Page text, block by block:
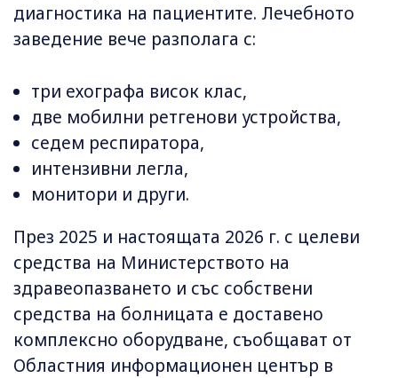
диагностика на пациентите. Лечебното
заведение вече разполага с:
три ехографа висок клас,
две мобилни ретгенови устройства,
седем респиратора,
интензивни легла,
монитори и други.
През 2025 и настоящата 2026 г. с целеви
средства на Министерството на
здравеопазването и със собствени
средства на болницата е доставено
комплексно оборудване, съобщават от
Областния информационен център в